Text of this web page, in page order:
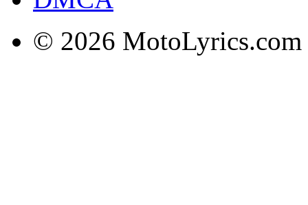
© 2026